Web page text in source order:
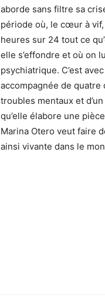
aborde sans filtre sa
période où, le cœur à
heures sur 24 tout ce
elle s’effondre et où on
psychiatrique. C’est
accompagnée de
troubles mentaux et
qu’elle élabore une
Marina Otero veut faire
ainsi vivante dans le